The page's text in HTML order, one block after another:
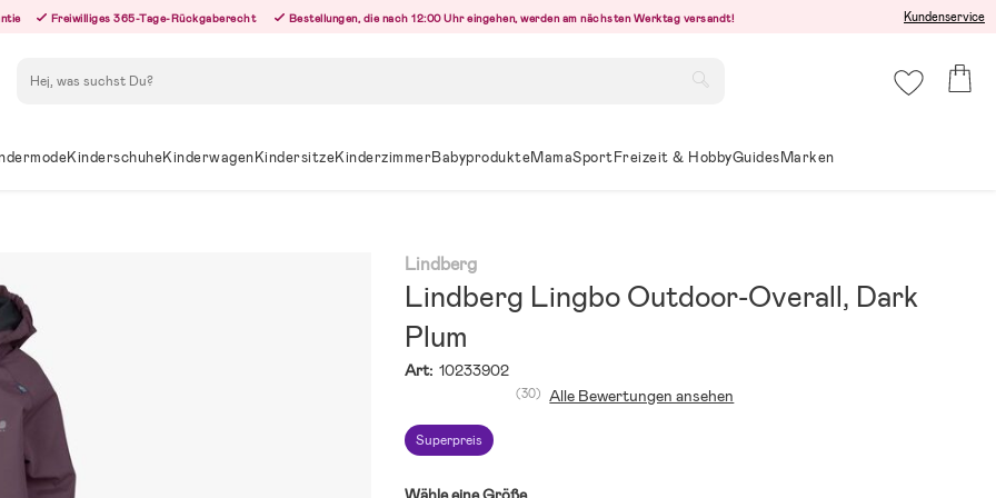
Freiwilliges 365-Tage-Rückgaberecht Bestellungen, die nach 12:00 Uhr eingehen, werden am nächsten Werktag versandt! Kundenservice
KinderschuheKinderwagenKindersitzeKinderzimmerBabyprodukteMamaSportFreizeit & HobbyGuidesMarken
Lindberg
Lindberg Lingbo Outdoor-Overall, Dark
Plum
Art: 10233902
Superpreis
(30) Alle Bewertungen ansehen